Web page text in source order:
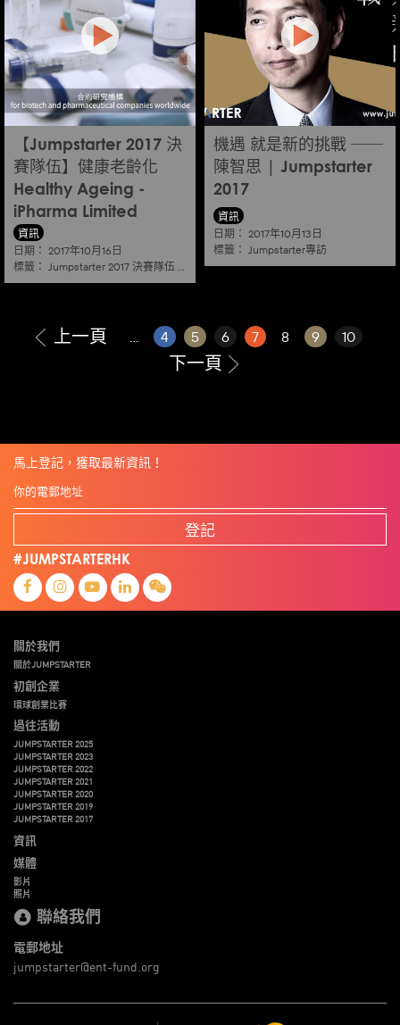
【Jumpstarter 2017 決
賽隊伍】健康老齡化
Healthy Ageing -
iPharma Limited
資訊
日期： 2017年10月16日
標籤： Jumpstarter 2017 決賽隊伍 健康老齡化 healthy ageing
機遇 就是新的挑戰 ──
陳智思 | Jumpstarter
2017
資訊
日期： 2017年10月13日
標籤： Jumpstarter專訪
上一頁 ... 4 5 6 7 8 9 10
下一頁
馬上登記，獲取最新資訊！
登記
#JUMPSTARTERHK
關於我們
關於JUMPSTARTER
初創企業
環球創業比賽
過往活動
JUMPSTARTER 2025
JUMPSTARTER 2023
JUMPSTARTER 2022
JUMPSTARTER 2021
JUMPSTARTER 2020
JUMPSTARTER 2019
JUMPSTARTER 2017
資訊
媒體
影片
照片
聯絡我們
電郵地址
jumpstarter@ent-fund.org